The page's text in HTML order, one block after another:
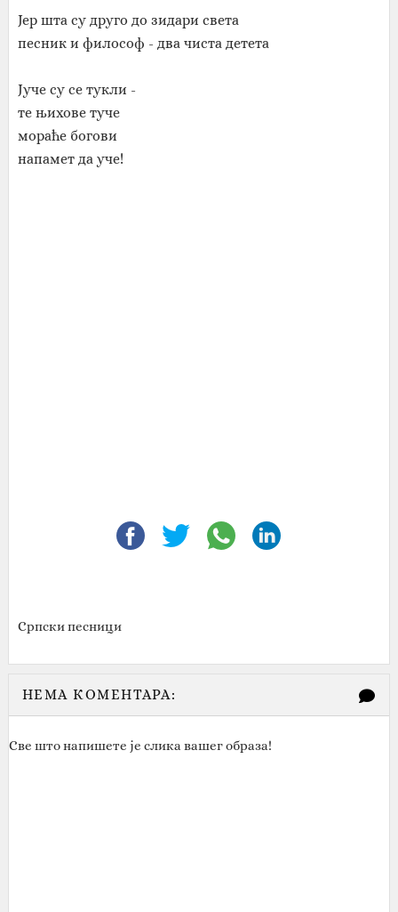
Јер шта су друго до зидари света
песник и философ - два чиста детета
Јуче су се тукли -
те њихове туче
мораће богови
напамет да уче!
Српски песници
НЕМА КОМЕНТАРА:
Све што напишете је слика вашег образа!